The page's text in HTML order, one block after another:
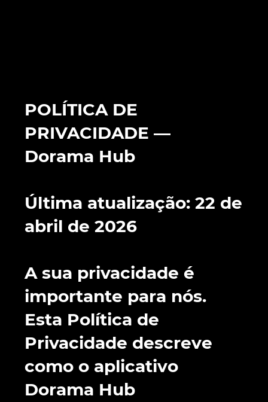
POLÍTICA DE
PRIVACIDADE —
Dorama Hub
Última atualização: 22 de
abril de 2026
A sua privacidade é
importante para nós.
Esta Política de
Privacidade descreve
como o aplicativo
Dorama Hub